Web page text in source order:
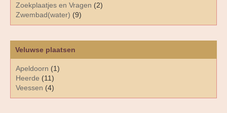
Zoekplaatjes en Vragen (2)
Zwembad(water) (9)
Veluwse plaatsen
Apeldoorn (1)
Heerde (11)
Veessen (4)